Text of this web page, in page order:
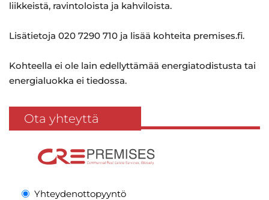
liikkeistä, ravintoloista ja kahviloista.
Lisätietoja 020 7290 710 ja lisää kohteita premises.fi.
Kohteella ei ole lain edellyttämää energiatodistusta tai
energialuokka ei tiedossa.
Ota yhteyttä
Yhteydenottopyyntö